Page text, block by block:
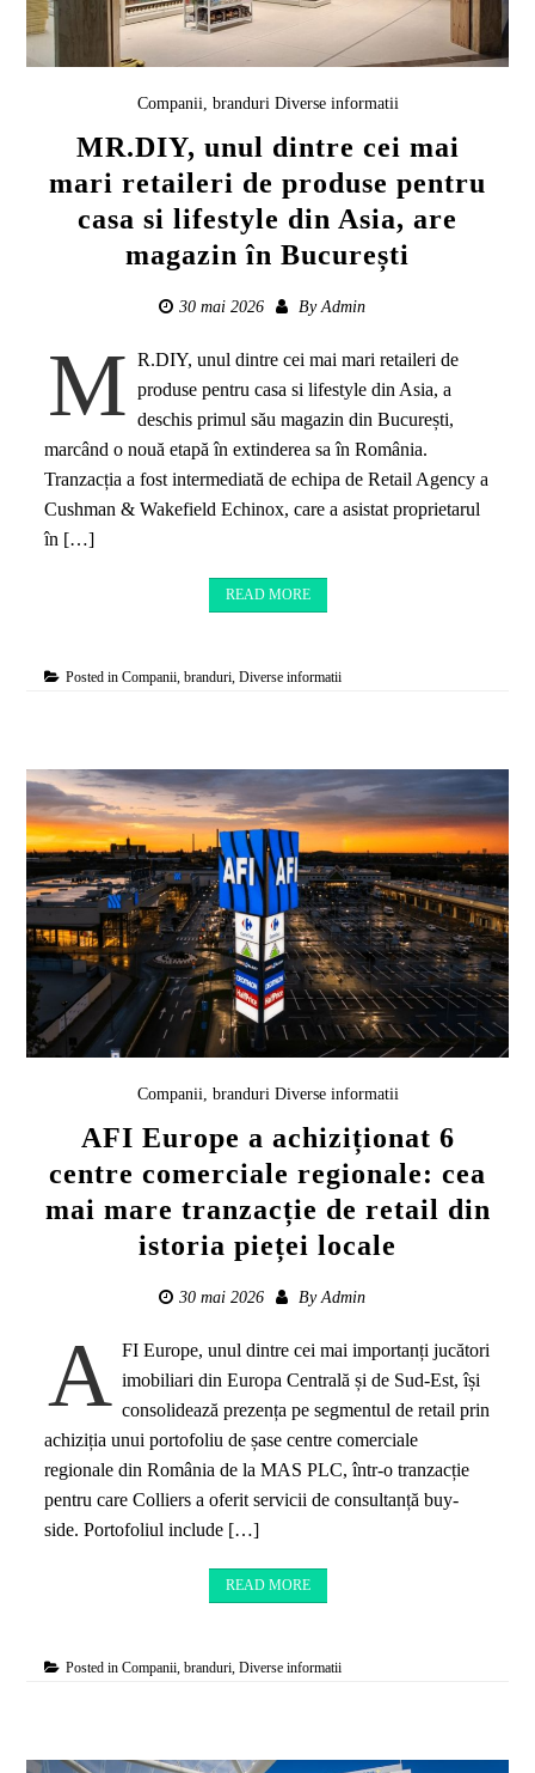
Companii, branduri Diverse informatii
MR.DIY, unul dintre cei mai
mari retaileri de produse pentru
casa si lifestyle din Asia, are
magazin în București
30 mai 2026 ByAdmin
M
R.DIY, unul dintre cei mai mari retaileri de
produse pentru casa si lifestyle din Asia, a
deschis primul său magazin din București,
marcând o nouă etapă în extinderea sa în România.
Tranzacția a fost intermediată de echipa de Retail Agency a
Cushman & Wakefield Echinox, care a asistat proprietarul
în […]
READ MORE
Posted inCompanii, branduri,Diverse informatii
Companii, branduri Diverse informatii
AFI Europe a achiziționat 6
centre comerciale regionale: cea
mai mare tranzacție de retail din
istoria pieței locale
30 mai 2026 By Admin
A FI Europe, unul dintre cei mai importanți jucători
imobiliari din Europa Centrală și de Sud-Est, își
consolidează prezența pe segmentul de retail prin
achiziția unui portofoliu de șase centre comerciale
regionale din România de la MAS PLC, într-o tranzacție
pentru care Colliers a oferit servicii de consultanță buy-
side. Portofoliul include […]
READ MORE
Posted inCompanii, branduri ,Diverse informatii